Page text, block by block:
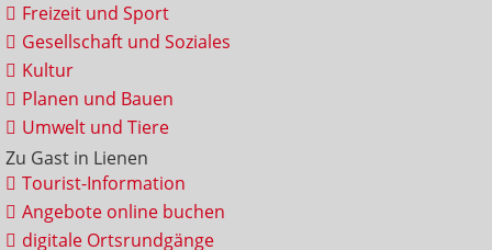
Freizeit und Sport
Gesellschaft und Soziales
Kultur
Planen und Bauen
Umwelt und Tiere
Zu Gast in Lienen
Tourist-Information
Angebote online buchen
digitale Ortsrundgänge